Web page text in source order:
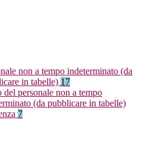
non a tempo indeterminato (da
in tabelle) 17
del personale non a tempo
(da pubblicare in tabelle)
7